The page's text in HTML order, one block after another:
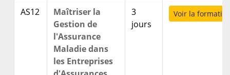
AS12
Maîtriser la
Gestion de
l'Assurance
Maladie dans
les Entreprises
3
jours
Voir la